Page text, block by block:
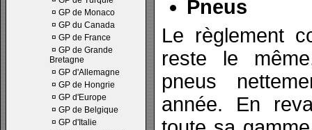
¤ GP de Monaco
¤ GP du Canada
¤ GP de France
¤ GP de Grande
Bretagne
¤ GP d'Allemagne
¤ GP de Hongrie
¤ GP d'Europe
¤ GP de Belgique
¤ GP d'Italie
Pneus
Le règlement
reste le
pneus
année. En